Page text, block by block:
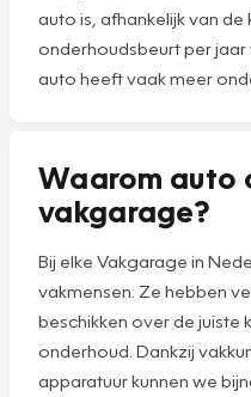
auto is, afhankelijk van
onderhoudsbeurt per
auto heeft vaak meer
Waarom auto
vakgarage?
Bij elke Vakgarage in
vakmensen. Ze hebben
beschikken over de juiste
onderhoud. Dankzij
apparatuur kunnen we